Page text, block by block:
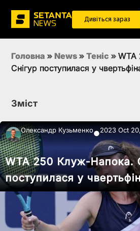
Дивіться зараз
Головна » News » Теніс »
Снігур поступилася у
Зміст
Олександр Кузьменко●2023 Oct
WTA 250 Клуж-Напока.
поступилася у